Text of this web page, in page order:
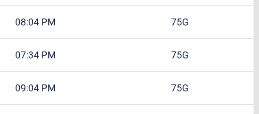
08:04 PM 75G
07:34 PM 75G
09:04 PM 75G